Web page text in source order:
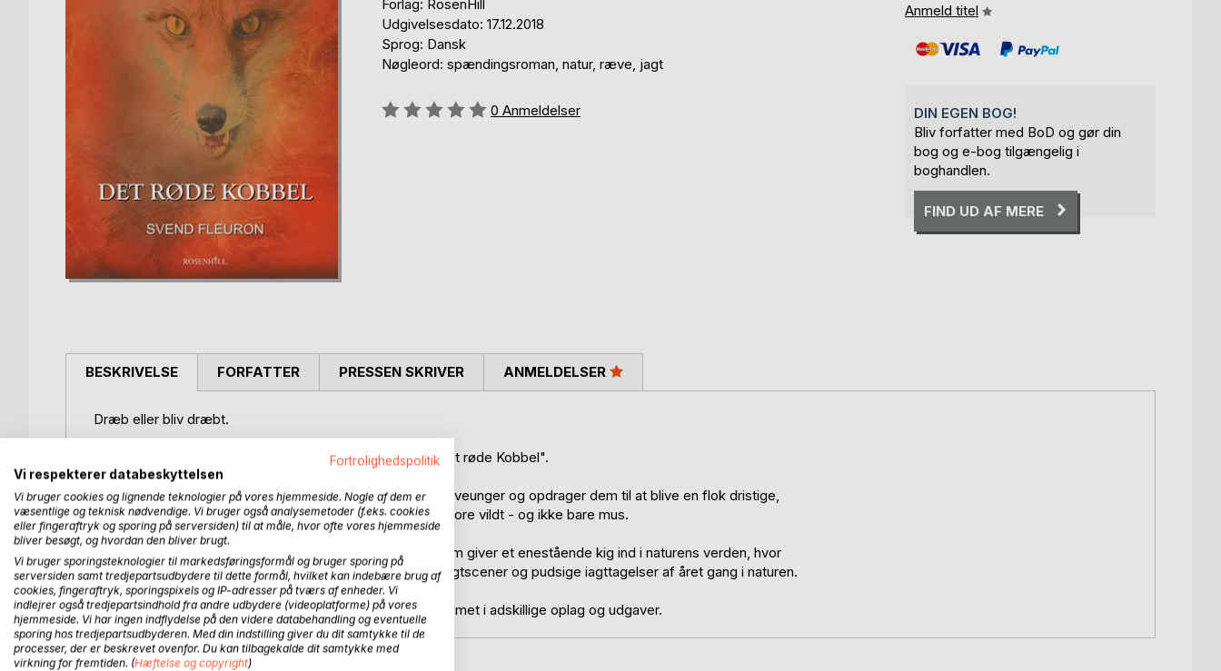
Forlag: RosenHill
Udgivelsesdato: 17.12.2018
Sprog: Dansk
Nøgleord: spændingsroman, natur, ræve, jagt
Anmeldelse::
0 Anmeldelser
Anmeld titel
DIN EGEN BOG!
Bliv forfatter med BoD og gør din
bog og e-bog tilgængelig i
boghandlen.
FIND UD AF MERE
BESKRIVELSE
Dræb eller bliv dræbt.
Det er temaet i den genoptrykte, historiske bestseller "Det røde Kobbel".
En frygtløs gammel hanræv adopter et kuld moderløse ræveunger og opdrager dem til at blive en flok dristige,
glubske, mordlystne og ulveagtige ræve, som jager det store vildt - og ikke bare mus.
"Det røde kobbel" er en anderledes spændingsroman, som giver et enestående kig ind i naturens verden, hvor
kampen for overlevelse er krydret med bloddryppende jagtscener og pudsige iagttagelser af året gang i naturen.
Bogen udkom første gang i 1914 og er frem til 1965 udkommet i adskillige oplag og udgaver.
FORFATTER PRESSEN SKRIVER ANMELDELSER
Fortrolighedspolitik
Vi respekterer databeskyttelsen
Vi bruger cookies og lignende teknologier på vores hjemmeside. Nogle af dem er
væsentlige og teknisk nødvendige. Vi bruger også analysemetoder (f.eks. cookies
eller fingeraftryk og sporing på serversiden) til at måle, hvor ofte vores hjemmeside
bliver besøgt, og hvordan den bliver brugt.
Vi bruger sporingsteknologier til markedsføringsformål og bruger sporing på
serversiden samt tredjepartsudbydere til dette formål, hvilket kan indebære brug af
cookies, fingeraftryk, sporingspixels og IP-adresser på tværs af enheder. Vi
indlejrer også tredjepartsindhold fra andre udbydere (videoplatforme) på vores
hjemmeside. Vi har ingen indflydelse på den videre databehandling og eventuelle
sporing hos tredjepartsudbyderen. Med din indstilling giver du dit samtykke til de
processer, der er beskrevet ovenfor. Du kan tilbagekalde dit samtykke med
virkning for fremtiden. (Hæftelse og copyright)